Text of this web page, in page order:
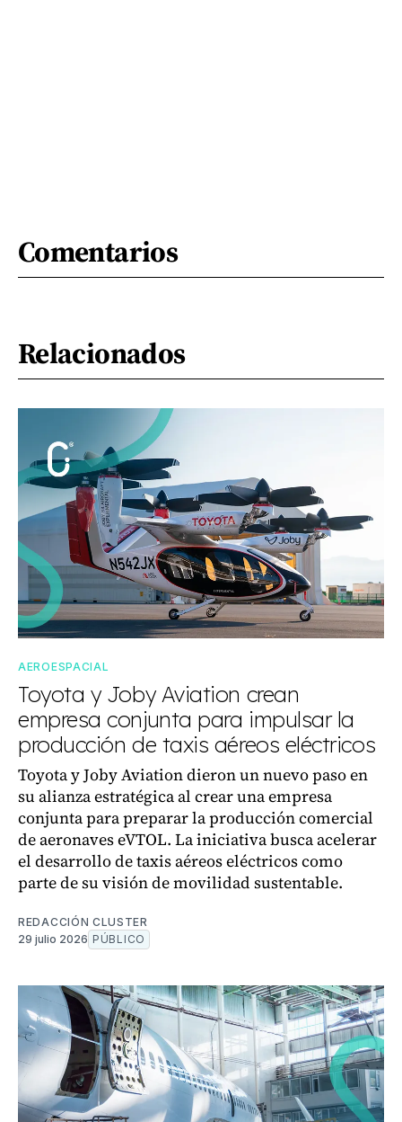
Comentarios
Relacionados
AEROESPACIAL
Toyota y Joby Aviation crean
empresa conjunta para impulsar la
producción de taxis aéreos eléctricos
Toyota y Joby Aviation dieron un nuevo paso en
su alianza estratégica al crear una empresa
conjunta para preparar la producción comercial
de aeronaves eVTOL. La iniciativa busca acelerar
el desarrollo de taxis aéreos eléctricos como
parte de su visión de movilidad sustentable.
REDACCIÓN CLUSTER
29 julio 2026 PÚBLICO